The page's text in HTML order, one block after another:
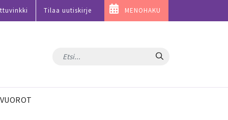
Tilaa uutiskirje MENOHAKU
Hae